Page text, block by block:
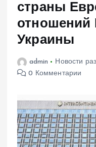
страны
отношений
Украины
admin Новости
0 Комментарии